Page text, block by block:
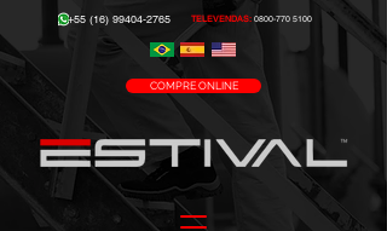
+55 (16) 99404-2765 TELEVENDAS: 0800-770 5100
COMPRE ONLINE